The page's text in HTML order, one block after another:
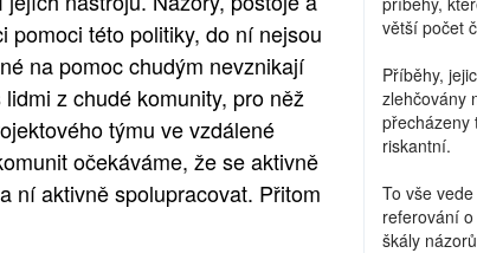
této politiky, do ní nejsou
na pomoc chudým nevznikají
z chudé komunity, pro něž
týmu ve vzdálené
očekáváme, že se aktivně
ní aktivně spolupracovat. Přitom
větší počet
Příběhy,
zlehčovány
přecházeny
riskantní.
To vše
referování
škály